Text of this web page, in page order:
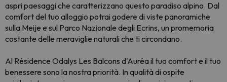
aspri paesaggi che caratterizzano questo paradiso alpino. Dal
comfort del tuo alloggio potrai godere di viste panoramiche
sulla Meije e sul Parco Nazionale degli Ecrins, un promemoria
costante delle meraviglie naturali che ti circondano.
Al Résidence Odalys Les Balcons d'Auréa il tuo comfort e il tuo
benessere sono la nostra priorità. In qualità di ospite